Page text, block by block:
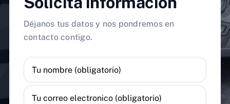
Déjanos tus datos y nos pondremos en
contacto contigo.